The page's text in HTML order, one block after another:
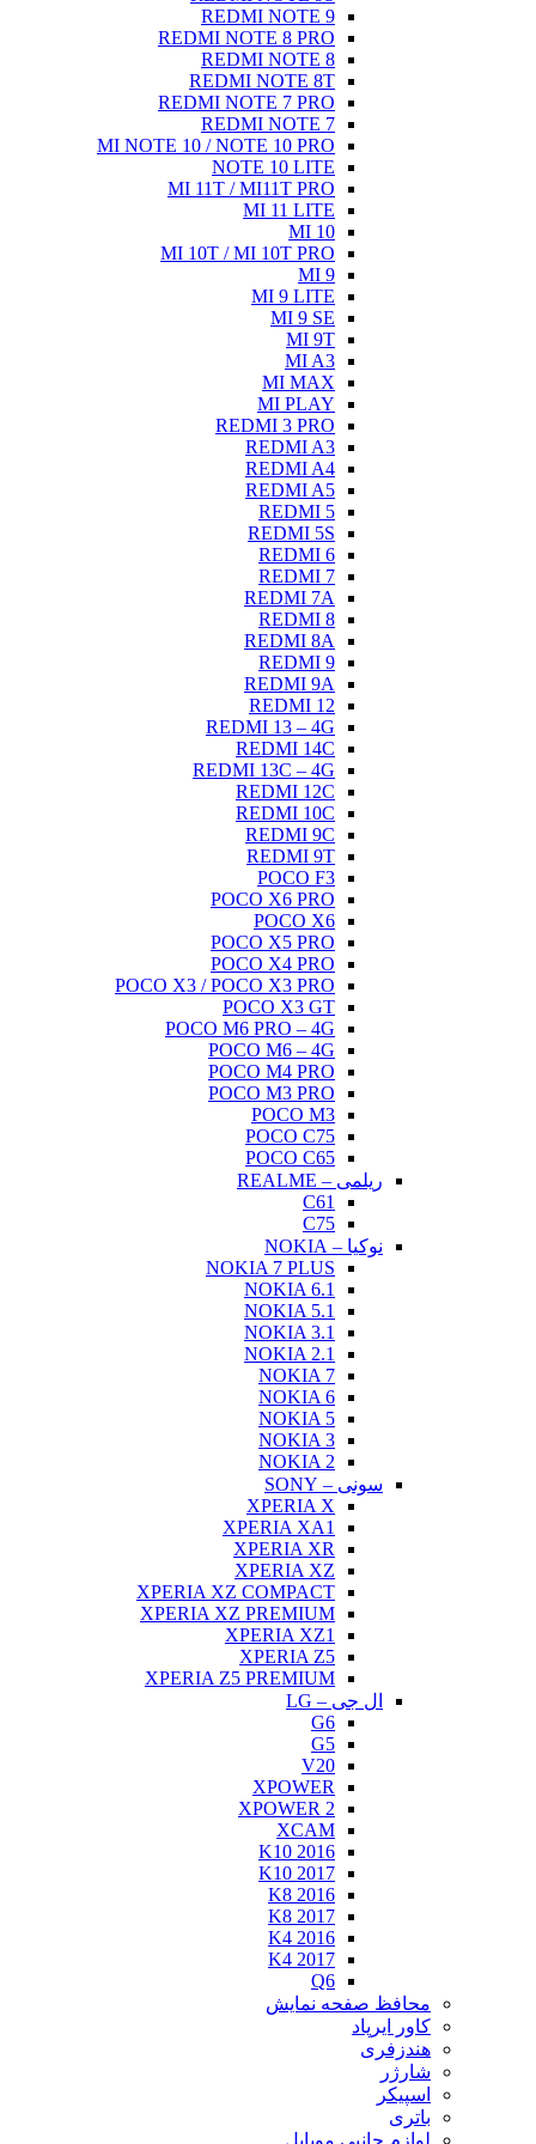
REDMI NOTE 9
REDMI NOTE 8 PRO
REDMI NOTE 8
REDMI NOTE 8T
REDMI NOTE 7 PRO
REDMI NOTE 7
MI NOTE 10 / NOTE 10 PRO
NOTE 10 LITE
MI 11T / MI11T PRO
MI 11 LITE
MI 10T / MI 10T PRO
MI 9 LITE
MI 9 SE
MI MAX
MI PLAY
REDMI 3 PRO
REDMI A3
REDMI A4
REDMI A5
REDMI 5
REDMI 5S
REDMI 6
REDMI 7
REDMI 7A
REDMI 8
REDMI 8A
REDMI 9
REDMI 9A
REDMI 12
REDMI 13 – 4G
REDMI 14C
REDMI 13C – 4G
REDMI 12C
REDMI 10C
REDMI 9C
REDMI 9T
POCO F3
POCO X6 PRO
POCO X6
POCO X5 PRO
POCO X4 PRO
POCO X3 / POCO X3 PRO
POCO X3 GT
POCO M6 PRO – 4G
POCO M6 – 4G
POCO M4 PRO
POCO M3 PRO
POCO M3
POCO C75
POCO C65
ریلمی – REALME
نوکیا – NOKIA
NOKIA 7 PLUS
NOKIA 6.1
NOKIA 5.1
NOKIA 3.1
NOKIA 2.1
NOKIA 7
NOKIA 6
NOKIA 5
NOKIA 3
NOKIA 2
سونی – SONY
XPERIA X
XPERIA XA1
XPERIA XR
XPERIA XZ
XPERIA XZ COMPACT
XPERIA XZ PREMIUM
XPERIA XZ1
XPERIA Z5
XPERIA Z5 PREMIUM
ال جی – LG
XPOWER
XPOWER 2
XCAM
K10 2016
K10 2017
K8 2016
K8 2017
K4 2016
K4 2017
محافظ صفحه نمایش
کاور ایرپاد
هندزفری
اسپیکر